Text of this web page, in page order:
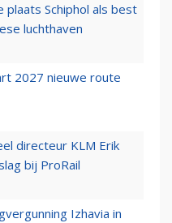
Schiphol als best
luchthaven
2027 nieuwe route
directeur KLM Erik
bij ProRail
Izhavia in